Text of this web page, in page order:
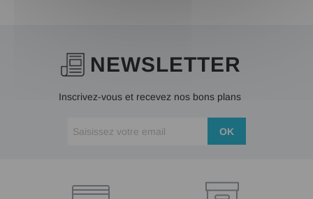
NEWSLETTER
Inscrivez-vous et recevez nos bons plans
OK